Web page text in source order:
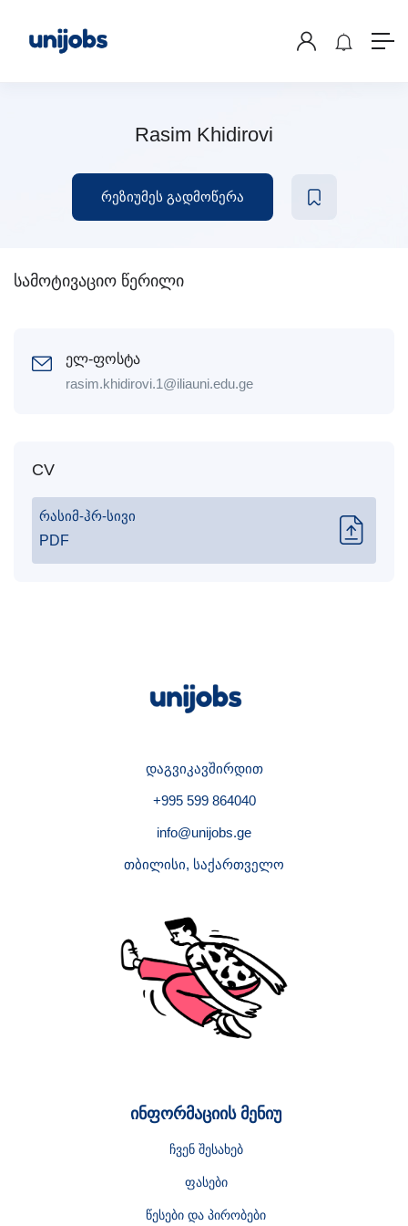
Rasim Khidirovi
რეზიუმეს გადმოწერა
სამოტივაციო წერილი
ელ-ფოსტა
rasim.khidirovi.1@iliauni.edu.ge
CV
რასიმ-ჰრ-სივი
PDF
დაგვიკავშირდით
+995 599 864040
info@unijobs.ge
თბილისი, საქართველო
ინფორმაციის მენიუ
ჩვენ შესახებ
ფასები
წესები და პირობები